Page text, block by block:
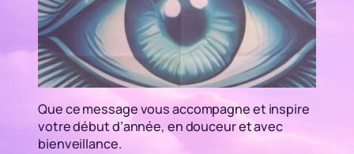
Que ce message vous accompagne et inspire
votre début d’année, en douceur et avec
bienveillance.